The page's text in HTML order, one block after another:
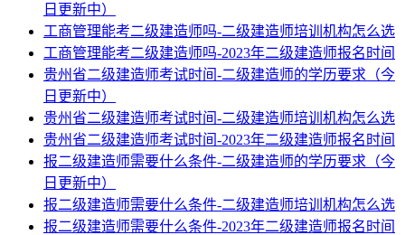
日更新中）
工商管理能考二级建造师吗-二级建造师培训机构怎么选
工商管理能考二级建造师吗-2023年二级建造师报名时间
贵州省二级建造师考试时间-二级建造师的学历要求（今
日更新中）
贵州省二级建造师考试时间-二级建造师培训机构怎么选
贵州省二级建造师考试时间-2023年二级建造师报名时间
报二级建造师需要什么条件-二级建造师的学历要求（今
日更新中）
报二级建造师需要什么条件-二级建造师培训机构怎么选
报二级建造师需要什么条件-2023年二级建造师报名时间